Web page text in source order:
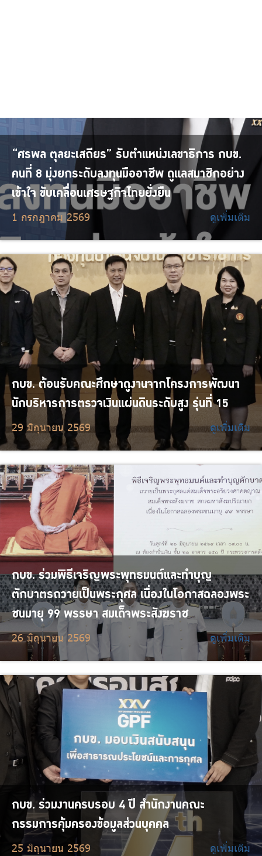
“ศรพล ตุลยะเสถียร” รับตำแหน่งเลขาธิการ กบข.
คนที่ 8 มุ่งยกระดับลงทุนมืออาชีพ ดูแลสมาชิกอย่าง
เข้าใจ ขับเคลื่อนเศรษฐกิจไทยยั่งยืน
1 กรกฎาคม 2569 ดูเพิ่มเติม
กบข. ต้อนรับคณะศึกษาดูงานจากโครงการพัฒนา
นักบริหารการตรวจเงินแผ่นดินระดับสูง รุ่นที่ 15
29 มิถุนายน 2569 ดูเพิ่มเติม
กบข. ร่วมพิธีเจริญพระพุทธมนต์และทำบุญ
ตักบาตรถวายเป็นพระกุศล เนื่องในโอกาสฉลองพระ
ชนมายุ 99 พรรษา สมเด็จพระสังฆราช
26 มิถุนายน 2569 ดูเพิ่มเติม
กบข. ร่วมงานครบรอบ 4 ปี สำนักงานคณะ
กรรมการคุ้มครองข้อมูลส่วนบุคคล
25 มิถุนายน 2569 ดูเพิ่มเติม